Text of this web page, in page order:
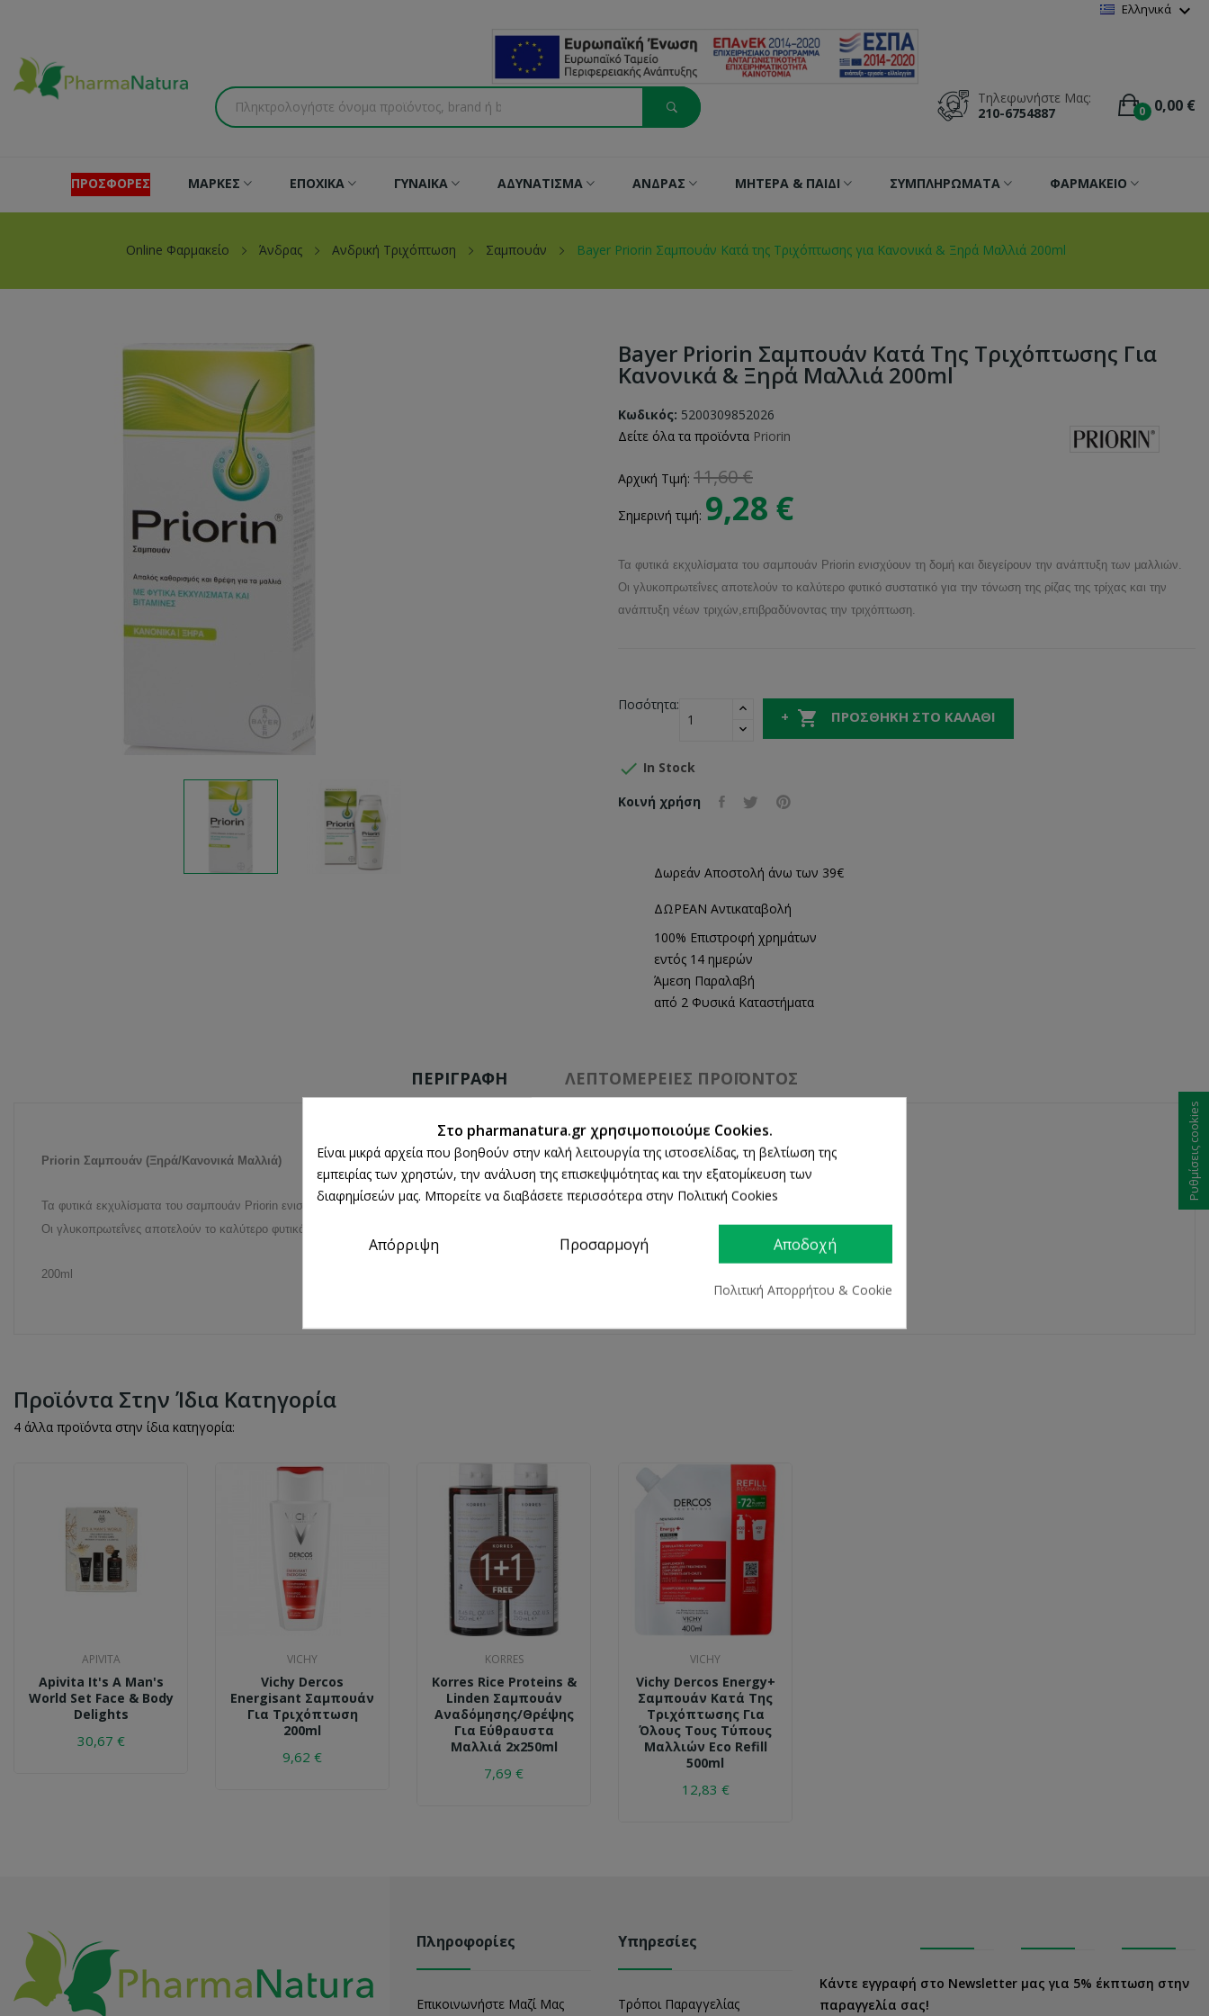
Ελληνικά expand_more
0 0,00 €
Τηλεφωνήστε Μας:
210-6754887
ΠΡΟΣΦΟΡΕΣ ΜΑΡΚΕΣ ΕΠΟΧΙΚΑ ΓΥΝΑΙΚΑ ΑΔΥΝΑΤΙΣΜΑ ΑΝΔΡΑΣ ΜΗΤΕΡΑ & ΠΑΙΔΙ ΣΥΜΠΛΗΡΩΜΑΤΑ ΦΑΡΜΑΚΕΙΟ
Online Φαρμακείο Άνδρας Ανδρική Τριχόπτωση Σαμπουάν Bayer Priorin Σαμπουάν Κατά της Τριχόπτωσης για Κανονικά & Ξηρά Μαλλιά 200ml
Bayer Priorin Σαμπουάν Κατά Της Τριχόπτωσης Για
Κανονικά & Ξηρά Μαλλιά 200ml
Κωδικός: 5200309852026
Δείτε όλα τα προϊόντα Priorin
Αρχική Τιμή: 11,60 €
Σημερινή τιμή: 9,28 €
Τα φυτικά εκχυλίσματα του σαμπουάν Priorin ενισχύουν τη δομή και διεγείρουν την ανάπτυξη των μαλλιών.
Οι γλυκοπρωτεΐνες αποτελούν το καλύτερο φυτικό συστατικό για την τόνωση της ρίζας της τρίχας και την
ανάπτυξη νέων τριχών,επιβραδύνοντας την τριχόπτωση.
Ποσότητα:
 ΠΡΟΣΘΉΚΗ ΣΤΟ ΚΑΛΆΘΙ
 In Stock
Κοινή χρήση
Δωρεάν Αποστολή άνω των 39€
ΔΩΡΕΑΝ Αντικαταβολή
100% Επιστροφή χρημάτων
εντός 14 ημερών
Άμεση Παραλαβή
από 2 Φυσικά Καταστήματα
ΠΕΡΙΓΡΑΦΉ ΛΕΠΤΟΜΈΡΕΙΕΣ ΠΡΟΪΌΝΤΟΣ
Priorin Σαμπουάν (Ξηρά/Κανονικά Μαλλιά)
Τα φυτικά εκχυλίσματα του σαμπουάν Priorin ενισχύουν τη δομή και διεγείρουν την ανάπτυξη των μαλλιών.
Οι γλυκοπρωτεΐνες αποτελούν το καλύτερο φυτικό συστατικό για την τόνωση της ρίζας της τρίχας και την ανάπτυξη νέων τριχών,επιβραδύνοντας την τριχόπτωση.
200ml
Προϊόντα Στην Ίδια Κατηγορία
4 άλλα προϊόντα στην ίδια κατηγορία:
APIVITA
Apivita It's A Man's
World Set Face & Body
Delights
30,67 €
VICHY
Vichy Dercos
Energisant Σαμπουάν
Για Τριχόπτωση
200ml
9,62 €
KORRES
Korres Rice Proteins &
Linden Σαμπουάν
Αναδόμησης/Θρέψης
Για Εύθραυστα
Μαλλιά 2x250ml
7,69 €
VICHY
Vichy Dercos Energy+
Σαμπουάν Κατά Της
Τριχόπτωσης Για
Όλους Τους Τύπους
Μαλλιών Eco Refill
500ml
12,83 €
Πληροφορίες
Επικοινωνήστε Μαζί Μας
Υπηρεσίες
Τρόποι Παραγγελίας
Κάντε εγγραφή στο Newsletter μας για 5% έκπτωση στην
παραγγελία σας!
Στο pharmanatura.gr χρησιμοποιούμε Cookies.
Είναι μικρά αρχεία που βοηθούν στην καλή λειτουργία της ιστοσελίδας, τη βελτίωση της
εμπειρίας των χρηστών, την ανάλυση της επισκεψιμότητας και την εξατομίκευση των
διαφημίσεών μας. Μπορείτε να διαβάσετε περισσότερα στην Πολιτική Cookies
Απόρριψη Προσαρμογή Αποδοχή
Πολιτική Απορρήτου & Cookie
Ρυθμίσεις cookies